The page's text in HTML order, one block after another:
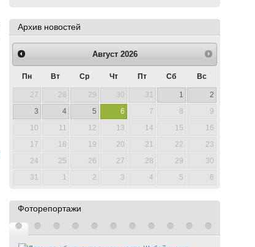
Архив новостей
Август 2026
Пн Вт Ср Чт Пт Сб Вс
27 28 29 30 31 1
2
3
4 5 6 7 8
9
10
11 12 13 14 15
16
17
18 19 20 21 22
23
24
25 26 27 28 29
30
31
1 2 3 4 5 6
Фоторепортажи